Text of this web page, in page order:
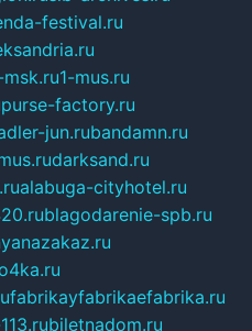
festival.ru
1-mus.ru
purse-factory.ru
jun.rubandamn.ru
darksand.ru
alabuga-cityhotel.ru
blagodarenie-spb.ru
fabrikayfabrikaefabrika.ru
biletnadom.ru